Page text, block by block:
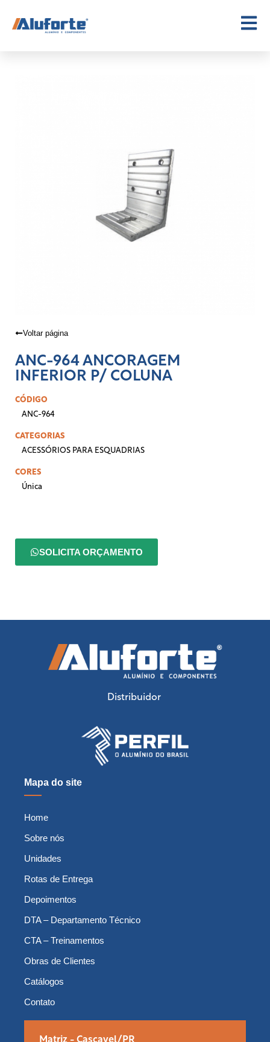
Voltar página
ANC-964 ANCORAGEM
INFERIOR P/ COLUNA
CÓDIGO
ANC-964
CATEGORIAS
ACESSÓRIOS PARA ESQUADRIAS
CORES
Única
SOLICITA ORÇAMENTO
Distribuidor
Mapa do site
Home
Sobre nós
Unidades
Rotas de Entrega
Depoimentos
DTA – Departamento Técnico
CTA – Treinamentos
Obras de Clientes
Catálogos
Contato